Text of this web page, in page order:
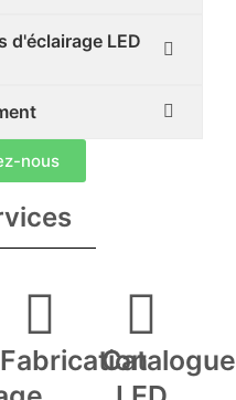
d'éclairage LED
nous
FabricationCatalogue